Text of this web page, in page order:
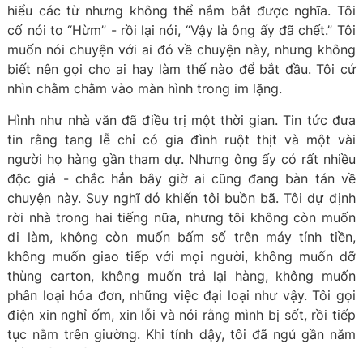
hiểu các từ nhưng không thể nắm bắt được nghĩa. Tôi
cố nói to “Hừm” - rồi lại nói, “Vậy là ông ấy đã chết.” Tôi
muốn nói chuyện với ai đó về chuyện này, nhưng không
biết nên gọi cho ai hay làm thế nào để bắt đầu. Tôi cứ
nhìn chằm chằm vào màn hình trong im lặng.
Hình như nhà văn đã điều trị một thời gian. Tin tức đưa
tin rằng tang lễ chỉ có gia đình ruột thịt và một vài
người họ hàng gần tham dự. Nhưng ông ấy có rất nhiều
độc giả - chắc hẳn bây giờ ai cũng đang bàn tán về
chuyện này. Suy nghĩ đó khiến tôi buồn bã. Tôi dự định
rời nhà trong hai tiếng nữa, nhưng tôi không còn muốn
đi làm, không còn muốn bấm số trên máy tính tiền,
không muốn giao tiếp với mọi người, không muốn dỡ
thùng carton, không muốn trả lại hàng, không muốn
phân loại hóa đơn, những việc đại loại như vậy. Tôi gọi
điện xin nghỉ ốm, xin lỗi và nói rằng mình bị sốt, rồi tiếp
tục nằm trên giường. Khi tỉnh dậy, tôi đã ngủ gần năm